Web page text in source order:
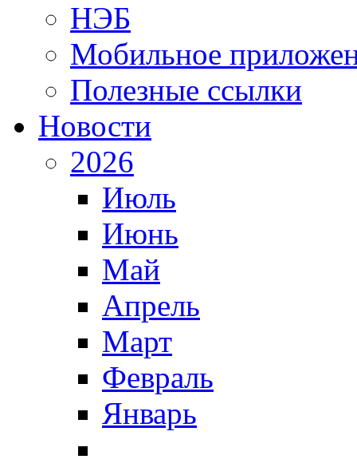
НЭБ
Мобильное
Полезные ссылки
Новости
2026
Июль
Июнь
Май
Апрель
Март
Февраль
Январь